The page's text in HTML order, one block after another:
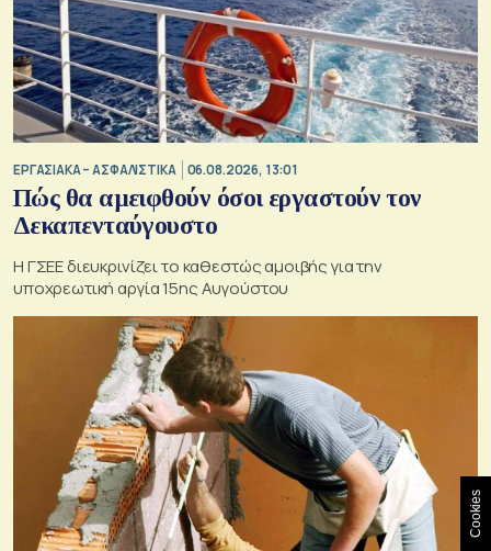
ΕΡΓΑΣΙΑΚΑ – ΑΣΦΑΛΙΣΤΙΚΑ 06.08.2026, 13:01
Πώς θα αμειφθούν όσοι εργαστούν τον
Δεκαπενταύγουστο
Η ΓΣΕΕ διευκρινίζει το καθεστώς αμοιβής για την
υποχρεωτική αργία 15ης Αυγούστου
Cookies